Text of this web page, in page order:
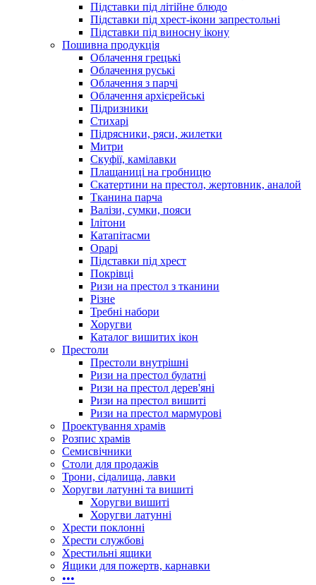
Підставки під літійне блюдо
Підставки під хрест-ікони запрестольні
Підставки під виносну ікону
Пошивна продукція
Облачення грецькі
Облачення руські
Облачення з парчі
Облачення архієрейські
Підризники
Стихарі
Підрясники, ряси, жилетки
Митри
Скуфії, камілавки
Плащаниці на гробницю
Скатертини на престол, жертовник, аналой
Тканина парча
Валізи, сумки, пояси
Ілітони
Катапітасми
Орарі
Підставки під хрест
Покрівці
Ризи на престол з тканини
Різне
Требні набори
Хоругви
Каталог вишитих ікон
Престоли
Престоли внутрішні
Ризи на престол булатні
Ризи на престол дерев'яні
Ризи на престол вишиті
Ризи на престол мармурові
Проектування храмів
Розпис храмів
Семисвічники
Столи для продажів
Трони, сідалища, лавки
Хоругви латунні та вишиті
Хоругви вишиті
Хоругви латунні
Хрести поклонні
Хрести службові
Хрестильні ящики
Ящики для пожертв, карнавки
•••